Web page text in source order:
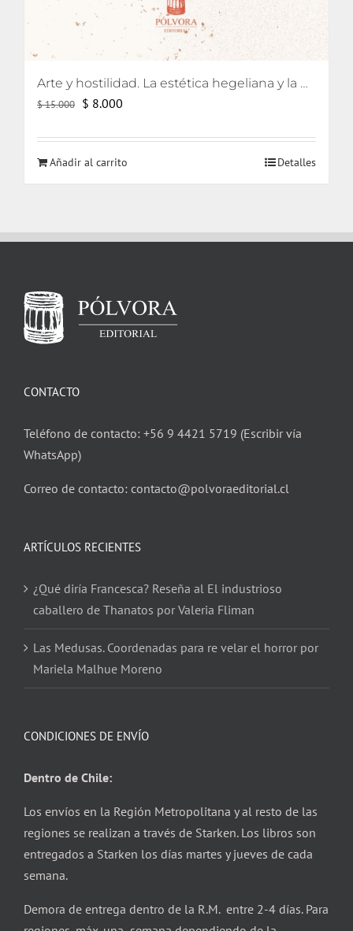
Arte y hostilidad. La estética hegeliana y la precipitación de la violencia
$15.000 El
original
era:
$ 8.000
actual
es:
Añadir al carrito Detalles
CONTACTO
Teléfono de contacto: +56 9 4421 5719 (Escribir vía
WhatsApp)
Correo de contacto: contacto@polvoraeditorial.cl
ARTÍCULOS RECIENTES
¿Qué diría Francesca? Reseña al El industrioso
caballero de Thanatos por Valeria Fliman
Las Medusas. Coordenadas para re velar el horror por
Mariela Malhue Moreno
CONDICIONES DE ENVÍO
Dentro de Chile:
Los envíos en la Región Metropolitana y al resto de las
regiones se realizan a través de Starken. Los libros son
entregados a Starken los días martes y jueves de cada
semana.
Demora de entrega dentro de la R.M. entre 2-4 días. Para